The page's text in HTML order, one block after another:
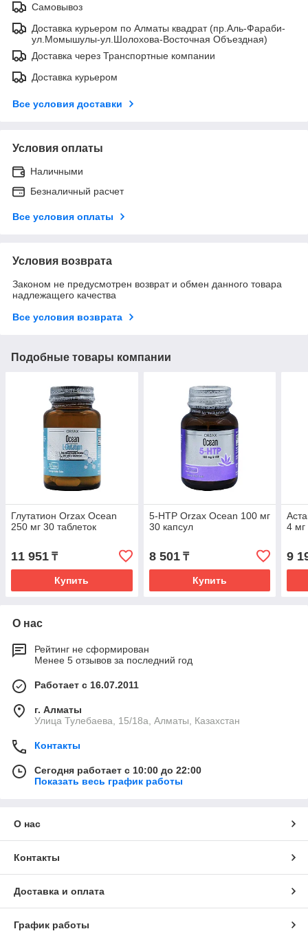
Самовывоз
Доставка курьером по Алматы квадрат (пр.Аль-Фараби-
ул.Момышулы-ул.Шолохова-Восточная Объездная)
Доставка через Транспортные компании
Доставка курьером
Все условия доставки
Условия оплаты
Наличными
Безналичный расчет
Все условия оплаты
Условия возврата
Законом не предусмотрен возврат и обмен данного товара
надлежащего качества
Все условия возврата
Подобные товары компании
Глутатион Orzax Ocean
250 мг 30 таблеток
11 951 ₸
Купить
5-HTP Orzax Ocean 100 мг
30 капсул
8 501₸
Купить
4 мг
9
О нас
Рейтинг не сформирован
Менее 5 отзывов за последний год
Работает с 16.07.2011
г. Алматы
Улица Тулебаева, 15/18а, Алматы, Казахстан
Контакты
Сегодня работает с 10:00 до 22:00
Показать весь график работы
О нас
Контакты
Доставка и оплата
График работы